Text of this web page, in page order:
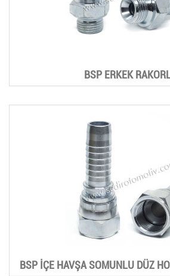
BSP ERKEK
BSP İÇE HAVŞA SOMUNLU DÜZ